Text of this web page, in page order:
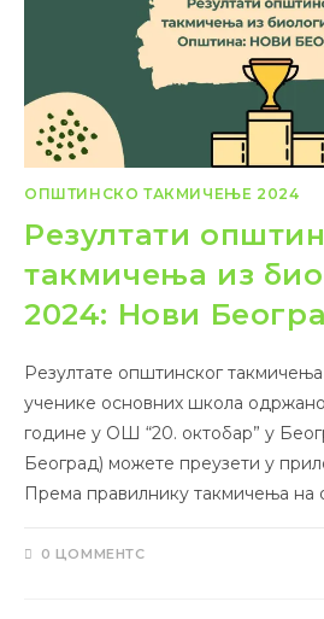
ОПШТИНСКО ТАКМИЧЕЊЕ 2024
Резултати
такмичења из
2024: Нови
Резултате општинског такмичења
ученике основних школа
године у ОШ “20. октобар” у
Београд) можете преузети у
Према правилнику такмичења на
0 ЦОММЕНТС